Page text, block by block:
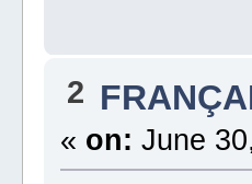
2
« on: June